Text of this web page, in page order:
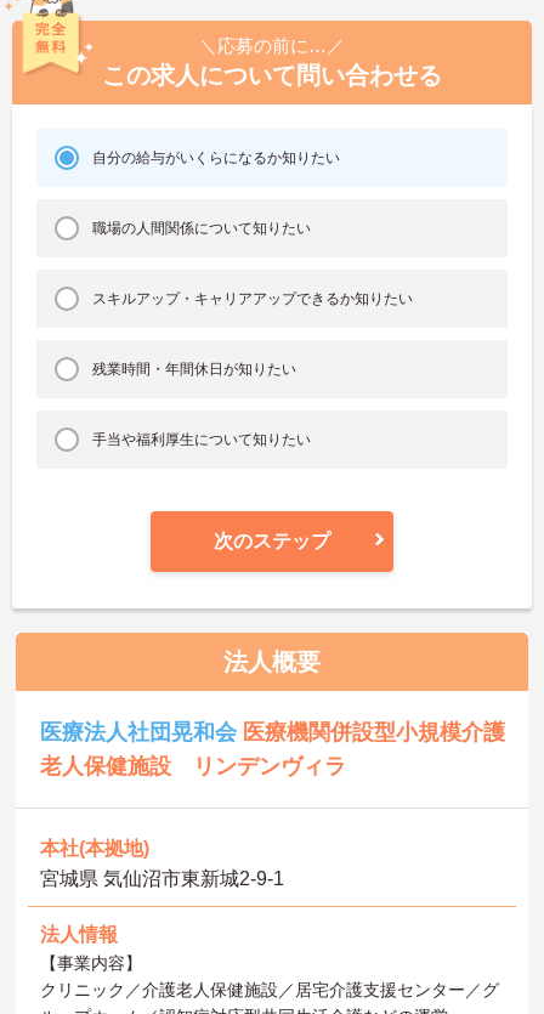
＼応募の前に…／
この求人について問い合わせる
自分の給与がいくらになるか知りたい
職場の人間関係について知りたい
スキルアップ・キャリアアップできるか知りたい
残業時間・年間休日が知りたい
手当や福利厚生について知りたい
次のステップ
法人概要
医療法人社団晃和会 医療機関併設型小規模介護
老人保健施設 リンデンヴィラ
本社(本拠地)
宮城県 気仙沼市東新城2-9-1
法人情報
【事業内容】
クリニック／介護老人保健施設／居宅介護支援センター／グ